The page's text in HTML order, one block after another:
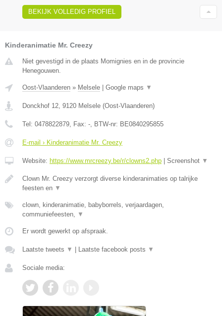
BEKIJK VOLLEDIG PROFIEL
Kinderanimatie Mr. Creezy
Niet gevestigd in de plaats Momignies en in de provincie
Henegouwen.
Oost-Vlaanderen » Melsele Google maps ▼
Donckhof 12, 9120 Melsele (Oost-Vlaanderen)
Tel: 0478822879, Fax: -, BTW-nr: BE0840295855
E-mail › Kinderanimatie Mr. Creezy
Website: https://www.mrcreezy.be/r/clowns2.php Screenshot ▼
Clown Mr. Creezy verzorgt diverse kinderanimaties op talrijke
feesten en ▼
clown, kinderanimatie, babyborrels, verjaardagen,
communiefeesten, ▼
Er wordt gewerkt op afspraak.
Laatste tweets ▼ Laatste facebook posts ▼
Sociale media: